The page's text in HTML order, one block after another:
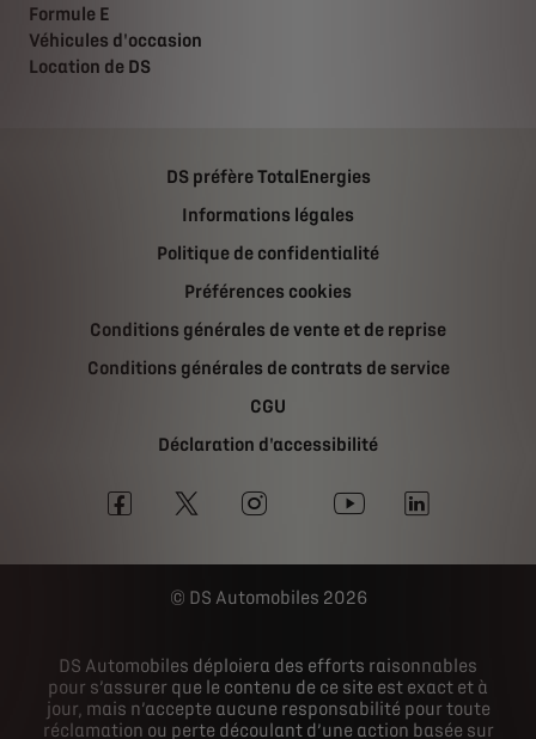
Formule E
Véhicules d'occasion
Location de DS
DS préfère TotalEnergies
Informations légales
Politique de confidentialité
Préférences cookies
Conditions générales de vente et de reprise
Conditions générales de contrats de service
CGU
Déclaration d'accessibilité
DS Automobiles 2026
DS Automobiles déploiera des efforts raisonnables
pour s’assurer que le contenu de ce site est exact et à
jour, mais n’accepte aucune responsabilité pour toute
réclamation ou perte découlant d’une action basée sur